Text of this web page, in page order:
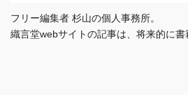
フリー編集者 杉山の個人事務所。
織言堂webサイトの記事は、将来的に書